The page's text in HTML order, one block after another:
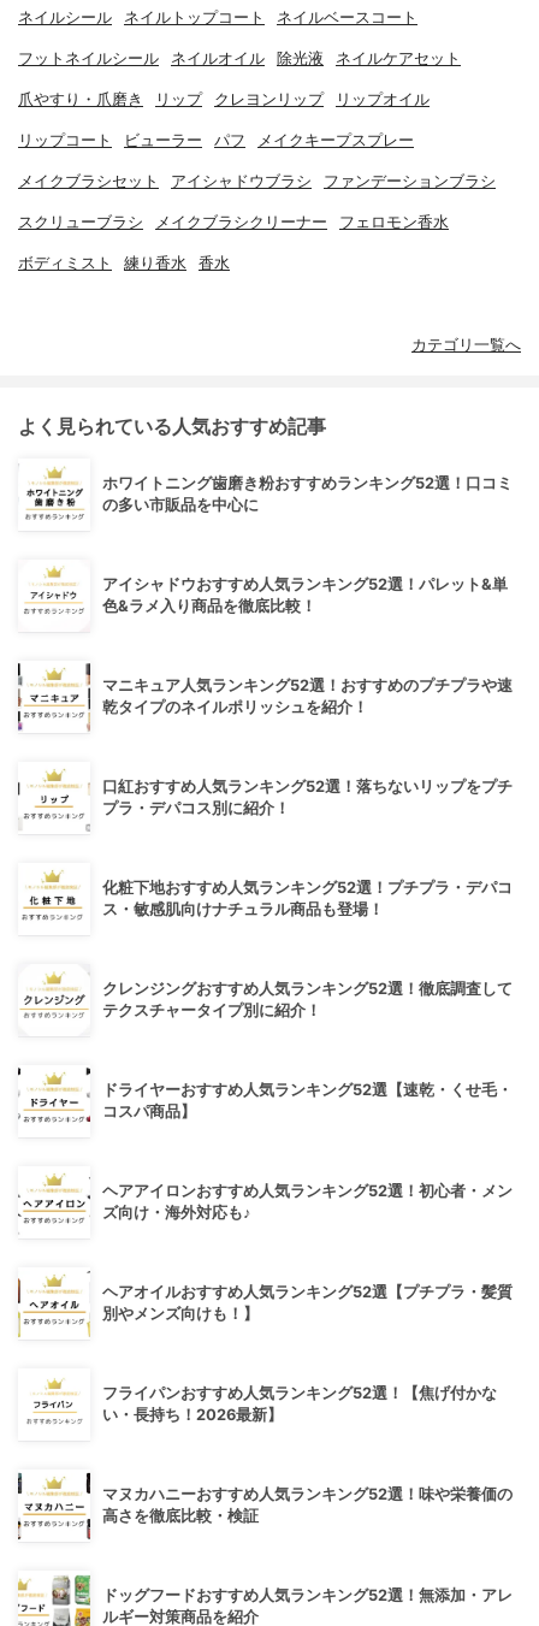
ネイルシール ネイルトップコート ネイルベースコート
フットネイルシール ネイルオイル 除光液 ネイルケアセット
爪やすり・爪磨き リップ クレヨンリップ リップオイル
リップコート ビューラー パフ メイクキープスプレー
メイクブラシセット アイシャドウブラシ ファンデーションブラシ
スクリューブラシ メイクブラシクリーナー フェロモン香水
ボディミスト 練り香水 香水
カテゴリ一覧へ
よく見られている人気おすすめ記事
ホワイトニング歯磨き粉おすすめランキング52選！口コミ
の多い市販品を中心に
アイシャドウおすすめ人気ランキング52選！パレット&単
色&ラメ入り商品を徹底比較！
マニキュア人気ランキング52選！おすすめのプチプラや速
乾タイプのネイルポリッシュを紹介！
口紅おすすめ人気ランキング52選！落ちないリップをプチ
プラ・デパコス別に紹介！
化粧下地おすすめ人気ランキング52選！プチプラ・デパコ
ス・敏感肌向けナチュラル商品も登場！
クレンジングおすすめ人気ランキング52選！徹底調査して
テクスチャータイプ別に紹介！
ドライヤーおすすめ人気ランキング52選【速乾・くせ毛・
コスパ商品】
ヘアアイロンおすすめ人気ランキング52選！初心者・メン
ズ向け・海外対応も♪
ヘアオイルおすすめ人気ランキング52選【プチプラ・髪質
別やメンズ向けも！】
フライパンおすすめ人気ランキング52選！【焦げ付かな
い・長持ち！2026最新】
マヌカハニーおすすめ人気ランキング52選！味や栄養価の
高さを徹底比較・検証
ドッグフードおすすめ人気ランキング52選！無添加・アレ
ルギー対策商品を紹介